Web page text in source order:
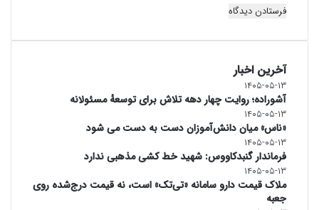
آخرین اخبار
۱۴۰۵-۰۵-۱۳
آشوراده؛ روایت چهار دهه تلاش برای توسعهٔ مسئولانه
۱۴۰۵-۰۵-۱۳
«ناس» میان دانش‌آموزان دست به دست می شود
۱۴۰۵-۰۵-۱۳
فرماندار گنبدکاووس: شهید خط کشی مذهبی ندارد
۱۴۰۵-۰۵-۱۳
ملاک قیمت دارو سامانه «تی‌تک» است، نه قیمت درج‌شده روی
جعبه